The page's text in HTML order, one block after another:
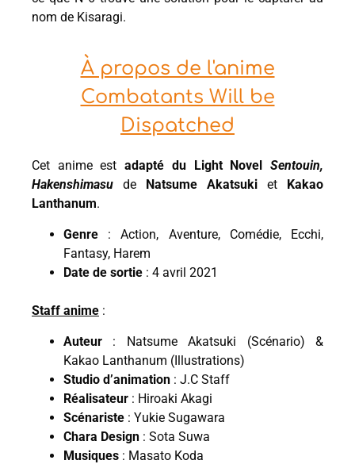
nom de Kisaragi.
À propos de l'anime
Combatants Will be
Dispatched
Cet anime estadapté du Light NovelSentouin,
Hakenshimasu de Natsume Akatsuki et Kakao
Lanthanum.
Genre : Action, Aventure, Comédie, Ecchi,
Fantasy, Harem
Date de sortie : 4 avril 2021
Staff anime :
Auteur : Natsume Akatsuki (Scénario) &
Kakao Lanthanum (Illustrations)
Studio d’animation : J.C Staff
Réalisateur : Hiroaki Akagi
Scénariste : Yukie Sugawara
Chara Design : Sota Suwa
Musiques : Masato Koda